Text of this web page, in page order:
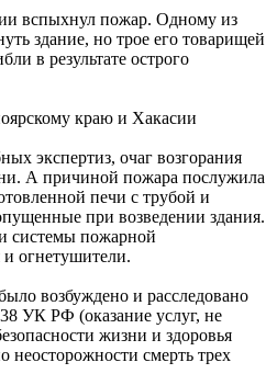
вспыхнул пожар. Одному из
здание, но трое его товарищей
в результате острого
экспертиз, очаг возгорания
А причиной пожара послужила
печи с трубой и
при возведении здания.
системы пожарной
огнетушители.
возбуждено и расследовано
УК РФ (оказание услуг, не
жизни и здоровья
неосторожности смерть трех